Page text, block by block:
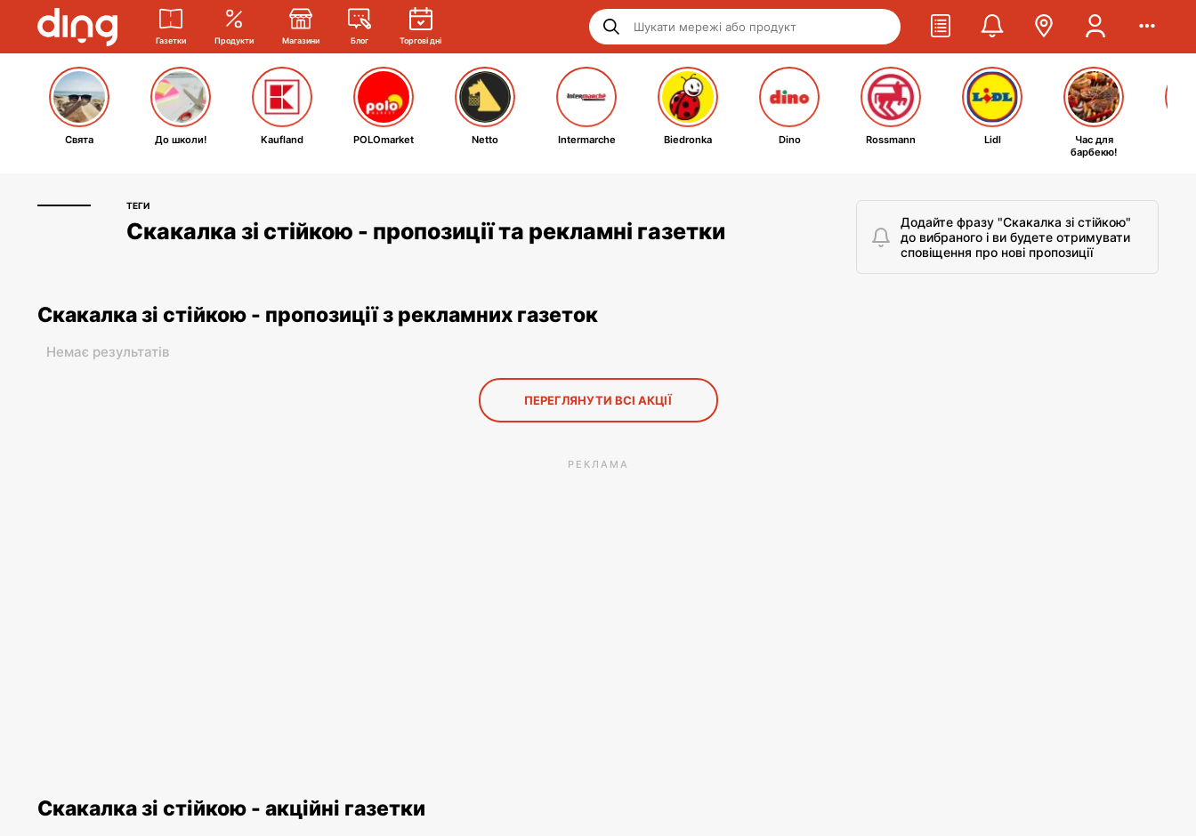
Газетки Продукти Магазини Блог Торгові дні
Свята До школи! Kaufland POLOmarket Netto Intermarche Biedronka Dino Rossmann Lidl
Час для
барбекю!
ТЕГИ
Скакалка зі стійкою - пропозиції та рекламні газетки
Додайте фразу "Скакалка зі стійкою"
до вибраного і ви будете отримувати
сповіщення про нові пропозиції
Скакалка зі стійкою - пропозиції з рекламних газеток
Немає результатів
ПЕРЕГЛЯНУТИ ВСІ АКЦІЇ
РЕКЛАМА
Скакалка зі стійкою - акційні газетки